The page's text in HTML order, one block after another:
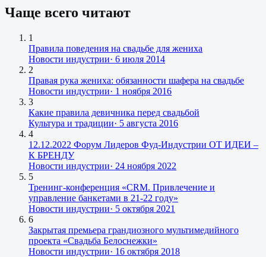
Чаще всего читают
1
Правила поведения на свадьбе для жениха
Новости индустрии· 6 июля 2014
2
Правая рука жениха: обязанности шафера на свадьбе
Новости индустрии· 1 ноября 2016
3
Какие правила девичника перед свадьбой
Культура и традиции· 5 августа 2016
4
12.12.2022 Форум Лидеров Фуд-Индустрии ОТ ИДЕИ –
К БРЕНДУ
Новости индустрии· 24 ноября 2022
5
Тренинг-конференция «CRM. Привлечение и
управление банкетами в 21-22 году»
Новости индустрии· 5 октября 2021
6
Закрытая премьера грандиозного мультимедийного
проекта «Свадьба Белоснежки»
Новости индустрии· 16 октября 2018